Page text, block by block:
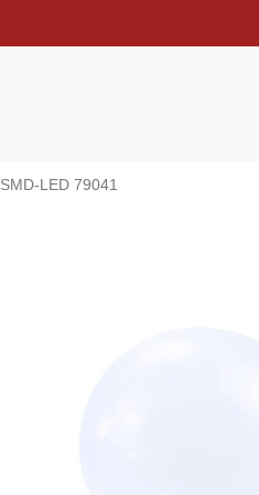
SMD-LED 79041